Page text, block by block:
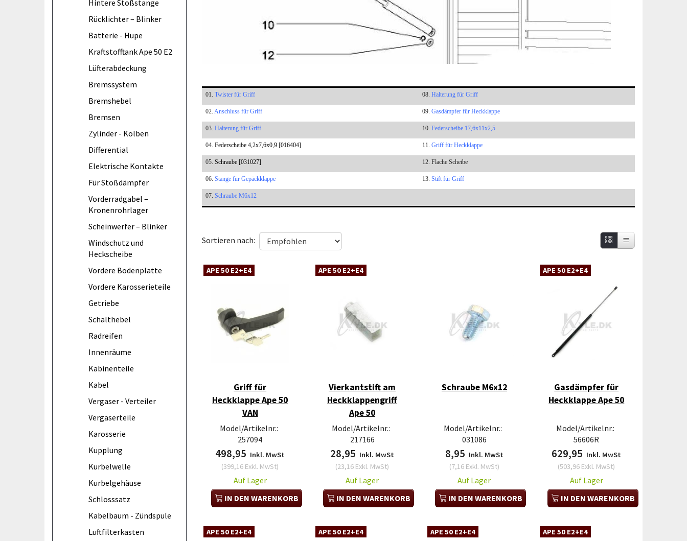
Hintere Stoßstange
Rücklichter – Blinker
Batterie - Hupe
Kraftstofftank Ape 50 E2
Lüfterabdeckung
Bremssystem
Bremshebel
Bremsen
Zylinder - Kolben
Differential
Elektrische Kontakte
Für Stoßdämpfer
Vorderradgabel –
Kronenrohrlager
Scheinwerfer – Blinker
Windschutz und
Heckscheibe
Vordere Bodenplatte
Vordere Karosserieteile
Getriebe
Schalthebel
Radreifen
Innenräume
Kabinenteile
Kabel
Vergaser - Verteiler
Vergaserteile
Karosserie
Kupplung
Kurbelwelle
Kurbelgehäuse
Schlosssatz
Kabelbaum - Zündspule
Luftfilterkasten
01. Twister für Griff 08. Halterung für Griff
02. Anschluss für Griff 09. Gasdämpfer für Heckklappe
03. Halterung für Griff 10. Federscheibe 17,6x11x2,5
04. Federscheibe 4,2x7,6x0,9 [016404] 11. Griff für Heckklappe
05. Schraube [031027] 12. Flache Scheibe
06. Stange für Gepäckklappe 13. Stift für Griff
07. Schraube M6x12
Sortieren nach:
APE 50 E2+E4
Griff für
Heckklappe Ape 50
VAN
Model/Artikelnr.:
257094
498,95 Inkl. MwSt
(399,16 Exkl. MwSt)
Auf Lager
IN DEN WARENKORB
APE 50 E2+E4
Vierkantstift am
Heckklappengriff
Ape 50
Model/Artikelnr.:
217166
28,95 Inkl. MwSt
(23,16 Exkl. MwSt)
Auf Lager
IN DEN WARENKORB
Schraube M6x12
Model/Artikelnr.:
031086
8,95 Inkl. MwSt
(7,16Exkl. MwSt)
Auf Lager
IN DEN WARENKORB
APE 50 E2+E4
Gasdämpfer für
Heckklappe Ape 50
Model/Artikelnr.:
56606R
629,95 Inkl. MwSt
(503,96 Exkl. MwSt)
Auf Lager
IN DEN WARENKORB
APE 50 E2+E4 APE 50 E2+E4 APE 50 E2+E4 APE 50 E2+E4